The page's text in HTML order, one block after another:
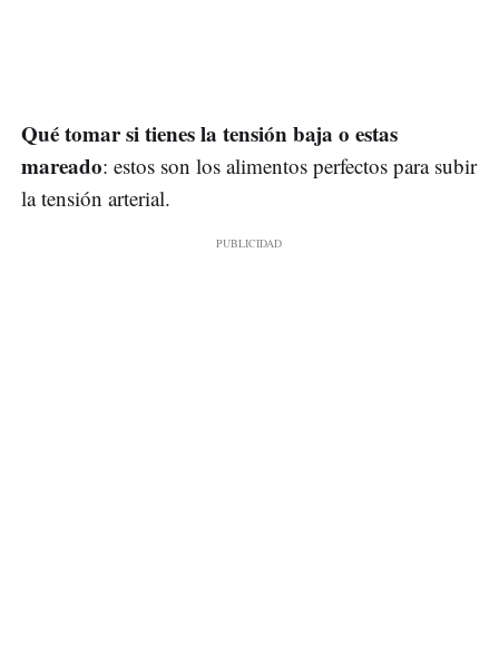
Qué tomar si tienes la tensión baja o estas
mareado: estos son los alimentos perfectos para subir
la tensión arterial.